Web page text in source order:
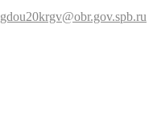
gdou20krgv@obr.gov.spb.ru